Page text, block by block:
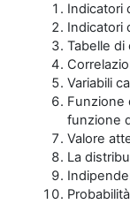
Indicatori
Indicatori
Tabelle
Variabili
Funzione
funzione
Valore
La